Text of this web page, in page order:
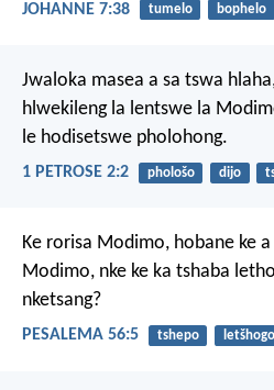
JOHANNE 7:38 tumelo bophelo
Jwaloka masea a sa tswa
hlwekileng la lentswe la
le hodisetswe pholohong.
1 PETROSE 2:2 phološo dijo
Ke rorisa Modimo, hobane ke
Modimo, nke ke ka tshaba
nketsang?
PESALEMA 56:5 tshepo letšhogo